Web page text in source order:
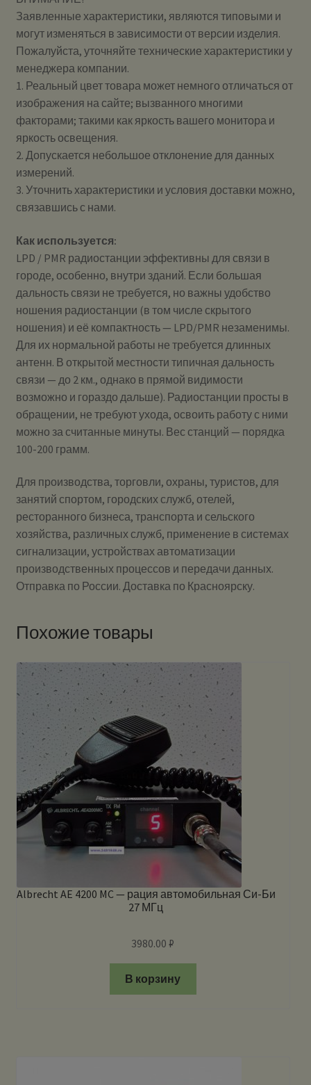
Заявленные характеристики, являются типовыми и
могут изменяться в зависимости от версии изделия.
Пожалуйста, уточняйте технические характеристики у
менеджера компании.
1. Реальный цвет товара может немного отличаться от
изображения на сайте; вызванного многими
факторами; такими как яркость вашего монитора и
яркость освещения.
2. Допускается небольшое отклонение для данных
измерений.
3. Уточнить характеристики и условия доставки можно,
связавшись с нами.
Как используется:
LPD / PMR радиостанции эффективны для связи в
городе, особенно, внутри зданий. Если большая
дальность связи не требуется, но важны удобство
ношения радиостанции (в том числе скрытого
ношения) и её компактность — LPD/PMR незаменимы.
Для их нормальной работы не требуется длинных
антенн. В открытой местности типичная дальность
связи — до 2 км., однако в прямой видимости
возможно и гораздо дальше). Радиостанции просты в
обращении, не требуют ухода, освоить работу с ними
можно за считанные минуты. Вес станций — порядка
100-200 грамм.
Для производства, торговли, охраны, туристов, для
занятий спортом, городских служб, отелей,
ресторанного бизнеса, транспорта и сельского
хозяйства, различных служб, применение в системах
сигнализации, устройствах автоматизации
производственных процессов и передачи данных.
Отправка по России. Доставка по Красноярску.
Похожие товары
Albrecht AE 4200 MC — рация автомобильная Си-Би
27 МГц
3980.00₽
В корзину